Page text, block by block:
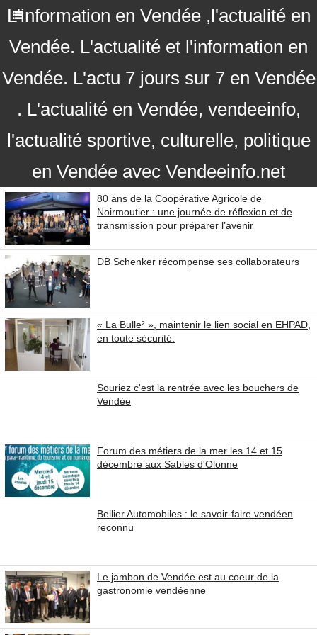
L'information en Vendée ,l'actualité en
Vendée. L'actualité et l'information en
Vendée. L'actu 7 jours sur 7 en Vendée
. L'actualité en Vendée, vendeeinfo,
l'actualité sportive, culturelle, politique
en Vendée avec Vendeeinfo.net
80 ans de la Coopérative Agricole de
Noirmoutier : une journée de réflexion et de
transmission pour préparer l’avenir
DB Schenker récompense ses collaborateurs
« La Bulle² », maintenir le lien social en EHPAD,
en toute sécurité.
Souriez c'est la rentrée avec les bouchers de
Vendée
Forum des métiers de la mer les 14 et 15
décembre aux Sables d'Olonne
Bellier Automobiles : le savoir-faire vendéen
reconnu
Le jambon de Vendée est au coeur de la
gastronomie vendéenne